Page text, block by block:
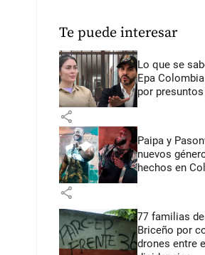
Te puede interesar
Lo que se
Epa
por
share
Paipa y
nuevos
hechos en
share
77 familias
Briceño por
drones entre